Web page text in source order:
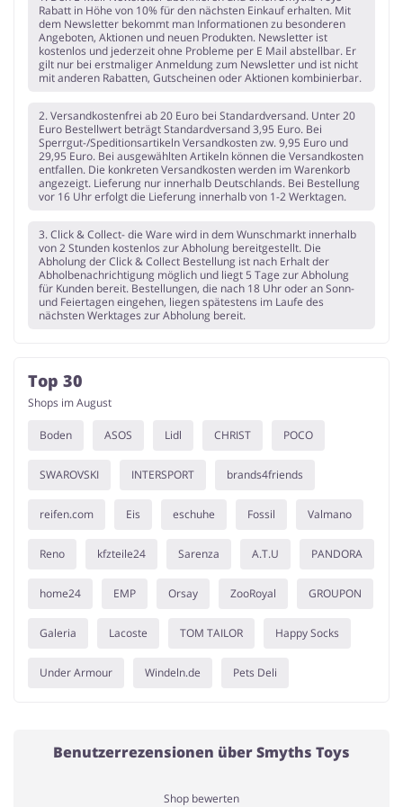
Rabatt in Höhe von 10% für den nächsten Einkauf erhalten. Mit
dem Newsletter bekommt man Informationen zu besonderen
Angeboten, Aktionen und neuen Produkten. Newsletter ist
kostenlos und jederzeit ohne Probleme per E Mail abstellbar. Er
gilt nur bei erstmaliger Anmeldung zum Newsletter und ist nicht
mit anderen Rabatten, Gutscheinen oder Aktionen kombinierbar.
2. Versandkostenfrei ab 20 Euro bei Standardversand. Unter 20
Euro Bestellwert beträgt Standardversand 3,95 Euro. Bei
Sperrgut-/Speditionsartikeln Versandkosten zw. 9,95 Euro und
29,95 Euro. Bei ausgewählten Artikeln können die Versandkosten
entfallen. Die konkreten Versandkosten werden im Warenkorb
angezeigt. Lieferung nur innerhalb Deutschlands. Bei Bestellung
vor 16 Uhr erfolgt die Lieferung innerhalb von 1-2 Werktagen.
3. Click & Collect- die Ware wird in dem Wunschmarkt innerhalb
von 2 Stunden kostenlos zur Abholung bereitgestellt. Die
Abholung der Click & Collect Bestellung ist nach Erhalt der
Abholbenachrichtigung möglich und liegt 5 Tage zur Abholung
für Kunden bereit. Bestellungen, die nach 18 Uhr oder an Sonn-
und Feiertagen eingehen, liegen spätestens im Laufe des
nächsten Werktages zur Abholung bereit.
Top 30
Shops im August
Boden ASOS Lidl CHRIST POCO
SWAROVSKI INTERSPORT brands4friends
reifen.com Eis eschuhe Fossil Valmano
Reno kfzteile24 Sarenza A.T.U PANDORA
home24 EMP Orsay ZooRoyal GROUPON
Galeria Lacoste TOM TAILOR Happy Socks
Under Armour Windeln.de Pets Deli
Benutzerrezensionen über Smyths Toys
Shop bewerten